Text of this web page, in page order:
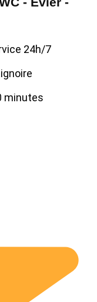
24h/7
minutes